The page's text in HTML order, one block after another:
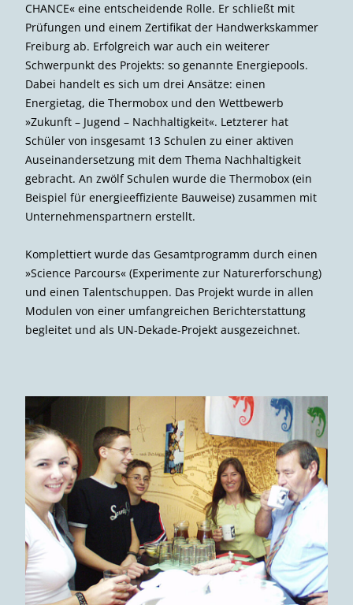
CHANCE« eine entscheidende Rolle. Er schließt mit
Prüfungen und einem Zertifikat der Handwerkskammer
Freiburg ab. Erfolgreich war auch ein weiterer
Schwerpunkt des Projekts: so genannte Energie­pools.
Dabei handelt es sich um drei Ansätze: einen
Energietag, die Thermobox und den Wettbewerb
»Zukunft – Jugend – Nachhaltigkeit«. Letzterer hat
Schüler von insgesamt 13 Schulen zu einer aktiven
Auseinandersetzung mit dem Thema Nachhaltigkeit
gebracht. An zwölf Schulen wurde die Thermobox (ein
Beispiel für energieeffiziente Bauweise) zusammen mit
Unternehmenspartnern erstellt.
Komplettiert wurde das Gesamt­programm durch einen
»Science Parcours« (Experimente zur Naturerforschung)
und einen Talentschuppen. Das Projekt wurde in allen
Modulen von einer umfangreichen Berichterstattung
begleitet und als UN-Dekade-Projekt ausgezeichnet.